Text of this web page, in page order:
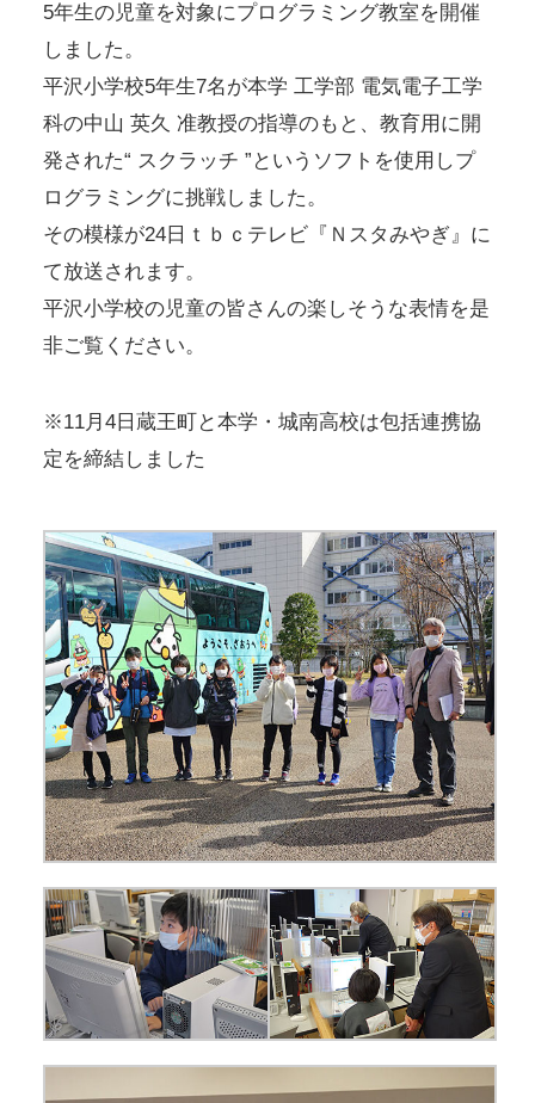
5年生の児童を対象にプログラミング教室を開催
しました。
平沢小学校5年生7名が本学 工学部 電気電子工学
科の中山 英久 准教授の指導のもと、教育用に開
発された“ スクラッチ ”というソフトを使用しプ
ログラミングに挑戦しました。
その模様が24日ｔｂｃテレビ『Ｎスタみやぎ』に
て放送されます。
平沢小学校の児童の皆さんの楽しそうな表情を是
非ご覧ください。
※11月4日蔵王町と本学・城南高校は包括連携協
定を締結しました